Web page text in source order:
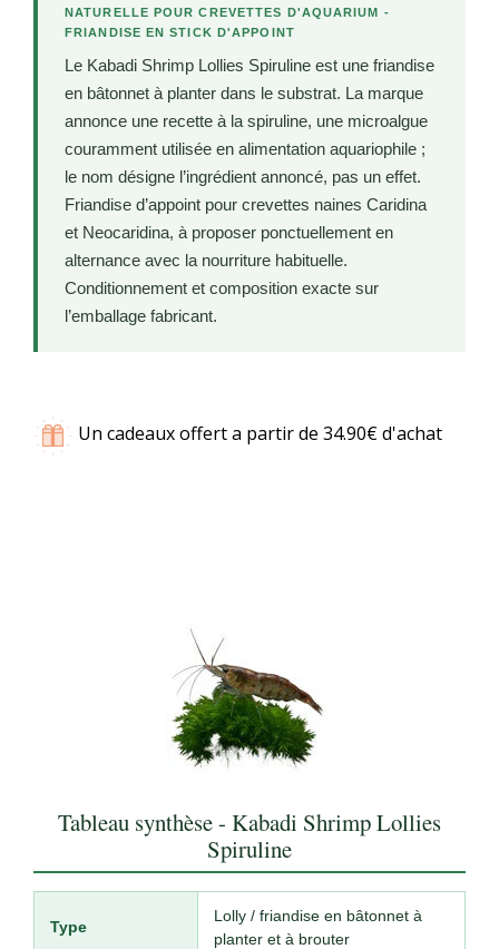
NATURELLE POUR CREVETTES D'AQUARIUM -
FRIANDISE EN STICK D'APPOINT
Le Kabadi Shrimp Lollies Spiruline est une friandise
en bâtonnet à planter dans le substrat. La marque
annonce une recette à la spiruline, une microalgue
couramment utilisée en alimentation aquariophile ;
le nom désigne l’ingrédient annoncé, pas un effet.
Friandise d’appoint pour crevettes naines Caridina
et Neocaridina, à proposer ponctuellement en
alternance avec la nourriture habituelle.
Conditionnement et composition exacte sur
l’emballage fabricant.
Un cadeaux offert a partir de 34.90€ d'achat
Tableau synthèse - Kabadi Shrimp Lollies
Spiruline
Type
Lolly / friandise en bâtonnet à
planter et à brouter